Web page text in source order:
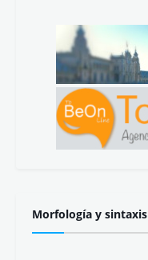
Morfología y sintaxis